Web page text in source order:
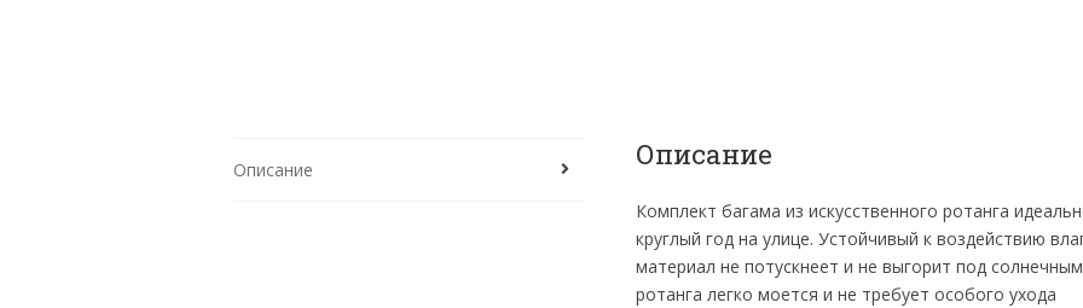
Описание Описание
Комплект багама из искусственного ротанга
круглый год на улице. Устойчивый к воздействию
материал не потускнеет и не выгорит под
ротанга легко моется и не требует особого ухода